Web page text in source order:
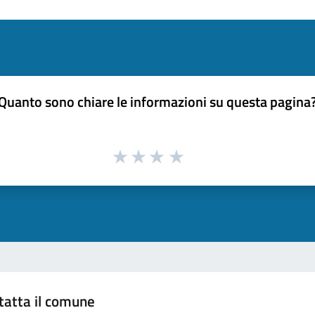
sono chiare le informazioni su questa
il comune